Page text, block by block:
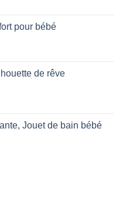
pour bébé
de rêve
Jouet de bain bébé